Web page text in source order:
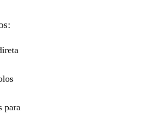
para